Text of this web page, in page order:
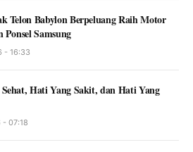
Telon Babylon Berpeluang Raih Motor
Samsung
- 16:33
Hati Yang Sakit, dan Hati Yang
07:18